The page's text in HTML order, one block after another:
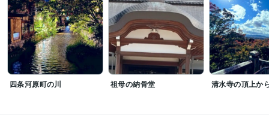
悩み相談・カウンセリング 悩みを否定しません、ヒントに気づけます
恋愛仕事 占い依存
占い 霊視チャネリング、ツインレイ、思念伝達
恋愛復縁 仕事家庭
四条河原町の川 祖母の納骨堂 清水寺の頂上か